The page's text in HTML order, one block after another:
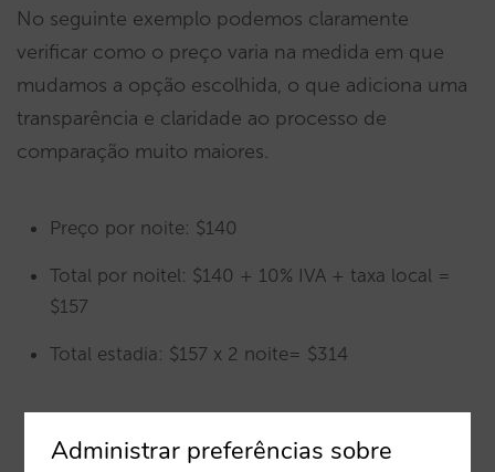
No seguinte exemplo podemos claramente
verificar como o preço varia na medida em que
mudamos a opção escolhida, o que adiciona uma
transparência e claridade ao processo de
comparação muito maiores.
Preço por noite: $140
Total por noitel: $140 + 10% IVA + taxa local =
$157
Total estadia: $157 x 2 noite= $314
Administrar preferências sobre